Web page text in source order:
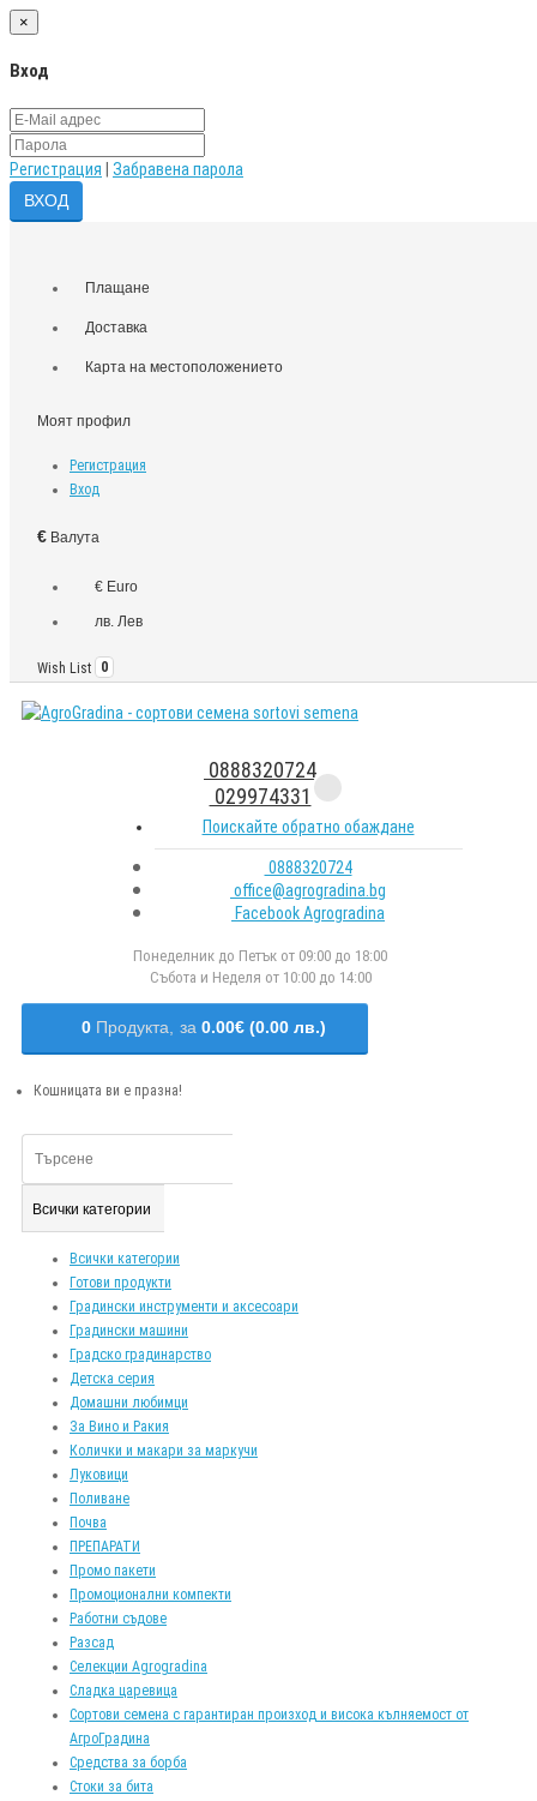
×
Вход
Регистрация Забравена парола
Плащане
Доставка
Карта на местоположението
Моят профил
Регистрация
Вход
€ Валута
€ Euro
лв. Лев
Wish List 0
0888320724
029974331
Поискайте обратно обаждане
0888320724
office@agrogradina.bg
Facebook Agrogradina
Понеделник до Петък от 09:00 до 18:00
Събота и Неделя от 10:00 до 14:00
0 Продукта, за 0.00€ (0.00 лв.)
Кошницата ви е празна!
Всички категории
Всички категории
Готови продукти
Градински инструменти и аксесоари
Градински машини
Градско градинарство
Детска серия
Домашни любимци
За Вино и Ракия
Колички и макари за маркучи
Луковици
Поливане
Почва
ПРЕПАРАТИ
Промо пакети
Промоционални компекти
Работни съдове
Разсад
Селекции Agrogradina
Сладка царевица
Сортови семена с гарантиран произход и висока кълняемост от
АгроГрадина
Средства за борба
Стоки за бита